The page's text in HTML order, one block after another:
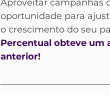
Aproveitar campanhas
oportunidade para
o crescimento do seu
Percentual obteve um
anterior!